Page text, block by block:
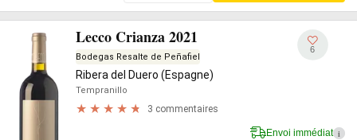
Lecco Crianza 2021
Bodegas Resalte de Peñafiel
Ribera del Duero (Espagne)
Tempranillo
3 commentaires
6
Envoi immédiat i